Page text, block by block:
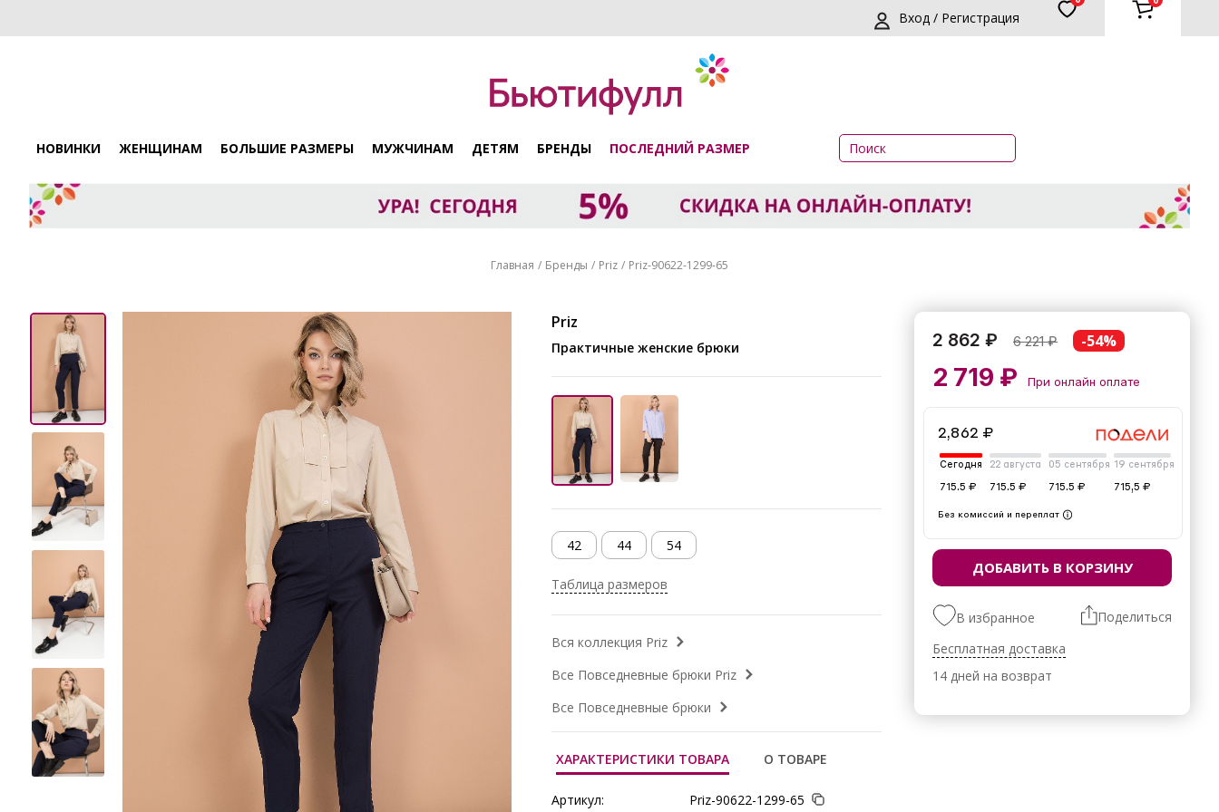
Вход / Регистрация
НОВИНКИ ЖЕНЩИНАМ БОЛЬШИЕ РАЗМЕРЫ МУЖЧИНАМ ДЕТЯМ БРЕНДЫ ПОСЛЕДНИЙ РАЗМЕР
Главная Бренды Priz Priz-90622-1299-65
Priz
Практичные женские брюки
42 44 54
Таблица размеров
Вся коллекция Priz
Все Повседневные брюки Priz
Все Повседневные брюки
ХАРАКТЕРИСТИКИ ТОВАРА О ТОВАРЕ
Артикул:
Priz-90622-1299-65
2 862 ₽ 6 221₽ -54%
2 719 ₽ При онлайн оплате
2,862 ₽
Сегодня
715.5 ₽
22 августа
715.5 ₽
05 сентября
715.5 ₽
19 сентября
715,5 ₽
Без комиссий и переплат
ДОБАВИТЬ В КОРЗИНУ
В избранное
Поделиться
Бесплатная доставка
14 дней на возврат